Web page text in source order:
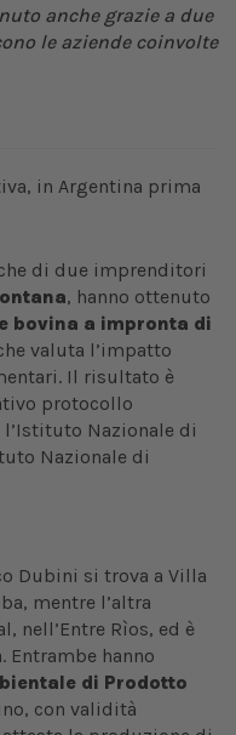
anche grazie a due
le aziende coinvolte
di due imprenditori
, hanno ottenuto
bovina a impronta di
valuta l’impatto
Il risultato è
protocollo
Nazionale di
Nazionale di
Dubini si trova a Villa
mentre l’altra
nell’Entre Rìos, ed è
Entrambe hanno
di Prodotto
con validità